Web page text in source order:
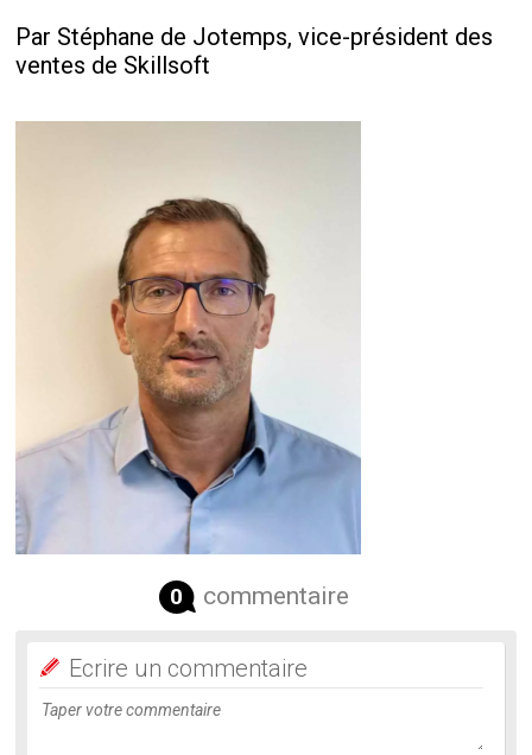
Par Stéphane de Jotemps, vice-président des
ventes de Skillsoft
0 commentaire
Ecrire un commentaire